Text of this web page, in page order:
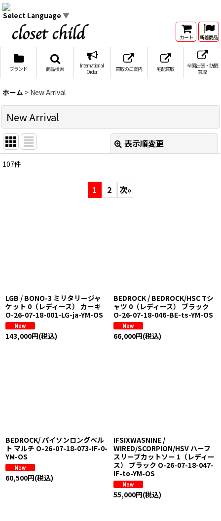
Select Language ▼
カート 新着商品
ブランド 商品検索
International
Order
買取のご案内 宅配買取
全国出張・訪問
買取
ホーム > New Arrival
New Arrival
表示順変更
107件
1 2 次»
LGB / BONO-3 ミリタリージャ
ケット 0（レディース） カーキ
O-26-07-18-001-LG-ja-YM-OS
143,000円(税込)
BEDROCK / BEDROCK/HSC Tシ
ャツ 0（レディース） ブラック
O-26-07-18-046-BE-ts-YM-OS
66,000円(税込)
BEDROCK/ パイソンロングベル
ト マルチ O-26-07-18-073-IF-0-
YM-OS
60,500円(税込)
IFSIXWASNINE /
WIRED/SCORPION/HSV ハーフ
スリーブカットソー 1（レディー
ス） ブラック O-26-07-18-047-
IF-to-YM-OS
55,000円(税込)